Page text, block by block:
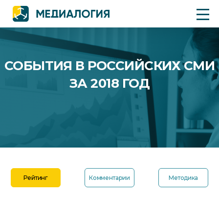
СОБЫТИЯ В РОССИЙСКИХ СМИ
ЗА 2018 ГОД
Рейтинг Комментарии Методика